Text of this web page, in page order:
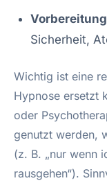
Sicherheit,
Wichtig ist eine
Hypnose ersetzt
oder
genutzt werden,
(z. B. „nur wenn
rausgehen“).